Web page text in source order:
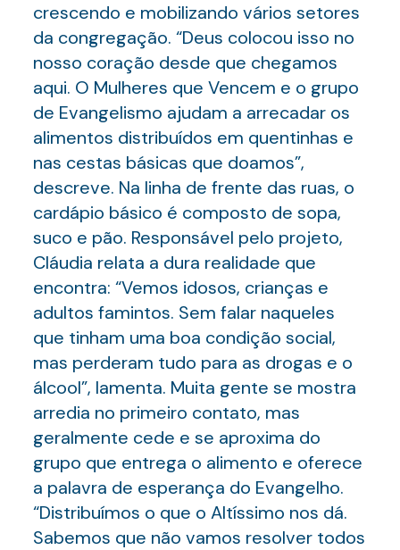
crescendo e mobilizando vários setores
da congregação. “Deus colocou isso no
nosso coração desde que chegamos
aqui. O Mulheres que Vencem e o grupo
de Evangelismo ajudam a arrecadar os
alimentos distribuídos em quentinhas e
nas cestas básicas que doamos”,
descreve. Na linha de frente das ruas, o
cardápio básico é composto de sopa,
suco e pão. Responsável pelo projeto,
Cláudia relata a dura realidade que
encontra: “Vemos idosos, crianças e
adultos famintos. Sem falar naqueles
que tinham uma boa condição social,
mas perderam tudo para as drogas e o
álcool”, lamenta. Muita gente se mostra
arredia no primeiro contato, mas
geralmente cede e se aproxima do
grupo que entrega o alimento e oferece
a palavra de esperança do Evangelho.
“Distribuímos o que o Altíssimo nos dá.
Sabemos que não vamos resolver todos